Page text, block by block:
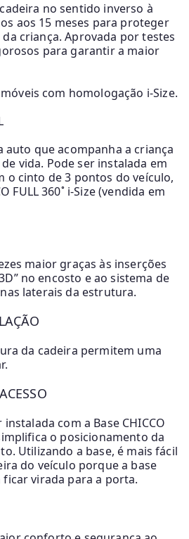
no sentido inverso à
aos 15 meses para proteger
criança. Aprovada por testes
para garantir a maior
com homologação i-Size.
auto que acompanha a criança
vida. Pode ser instalada em
o cinto de 3 pontos do veículo,
FULL 360˚ i-Size (vendida em
maior graças às inserções
no encosto e ao sistema de
laterais da estrutura.
da cadeira permitem uma
com a Base CHICCO
o posicionamento da
Utilizando a base, é mais fácil
do veículo porque a base
ficar virada para a porta.